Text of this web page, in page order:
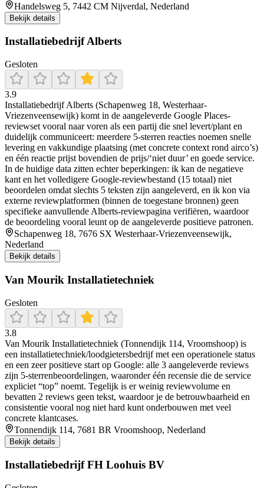
Handelsweg 5, 7442 CM Nijverdal, Nederland
Bekijk details
Installatiebedrijf Alberts
Gesloten
3.9
Installatiebedrijf Alberts (Schapenweg 18, Westerhaar-
Vriezenveensewijk) komt in de aangeleverde Google Places-
reviewset vooral naar voren als een partij die snel levert/plant en
duidelijk communiceert: meerdere 5-sterren reacties noemen snelle
levering en vakkundige plaatsing (met concrete context rond airco’s)
en één reactie prijst bovendien de prijs/‘niet duur’ en goede service.
In de huidige data zitten echter beperkingen: ik kan de negatieve
kant en het volledigere Google-reviewbestand (15 totaal) niet
beoordelen omdat slechts 5 teksten zijn aangeleverd, en ik kon via
externe reviewplatformen (binnen de toegestane bronnen) geen
specifieke aanvullende Alberts-reviewpagina verifiëren, waardoor
de beoordeling vooral leunt op de aangeleverde positieve patronen.
Schapenweg 18, 7676 SX Westerhaar-Vriezenveensewijk,
Nederland
Bekijk details
Van Mourik Installatietechniek
Gesloten
3.8
Van Mourik Installatietechniek (Tonnendijk 114, Vroomshoop) is
een installatietechniek/loodgietersbedrijf met een operationele status
en een zeer positieve start op Google: alle 3 aangeleverde reviews
zijn 5-sterrenbeoordelingen, waaronder één recensie die de service
expliciet “top” noemt. Tegelijk is er weinig reviewvolume en
bevatten 2 reviews geen tekst, waardoor je de betrouwbaarheid en
consistentie vooral nog niet hard kunt onderbouwen met veel
concrete klantcases.
Tonnendijk 114, 7681 BR Vroomshoop, Nederland
Bekijk details
Installatiebedrijf FH Loohuis BV